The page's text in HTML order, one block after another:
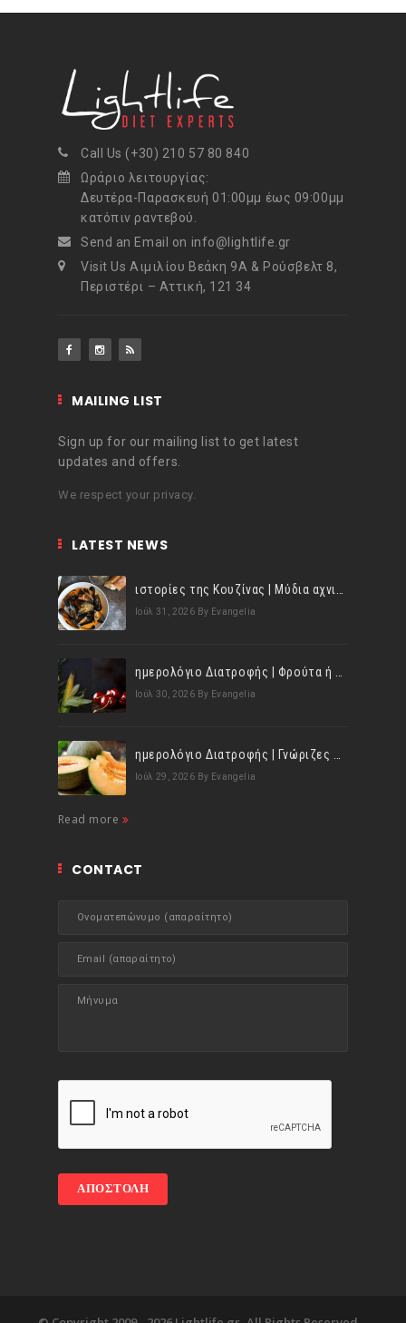
Call Us (+30) 210 57 80 840
Ωράριο λειτουργίας:
Δευτέρα-Παρασκευή 01:00μμ έως 09:00μμ
κατόπιν ραντεβού.
Send an Email on info@lightlife.gr
Visit Us Αιμιλίου Βεάκη 9Α & Ρούσβελτ 8,
Περιστέρι – Αττική, 121 34
MAILING LIST
Sign up for our mailing list to get latest
updates and offers.
We respect your privacy.
LATEST NEWS
Ιούλ 31, 2026 By Evangelia
Ιούλ 30, 2026 By Evangelia
Ιούλ 29, 2026 By Evangelia
Read more
CONTACT